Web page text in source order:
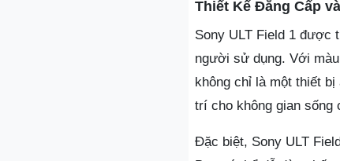
Thiết Kế Đẳng Cấp
Sony ULT Field 1 được
người sử dụng. Với
không chỉ là một thiết
trí cho không gian sống
Đặc biệt, Sony ULT